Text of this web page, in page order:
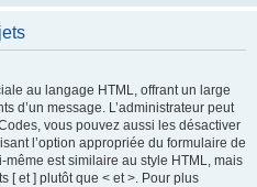
au langage HTML, offrant un large
d’un message. L’administrateur peut
vous pouvez aussi les désactiver
l’option appropriée du formulaire de
est similaire au style HTML, mais
[ et ] plutôt que < et >. Pour plus